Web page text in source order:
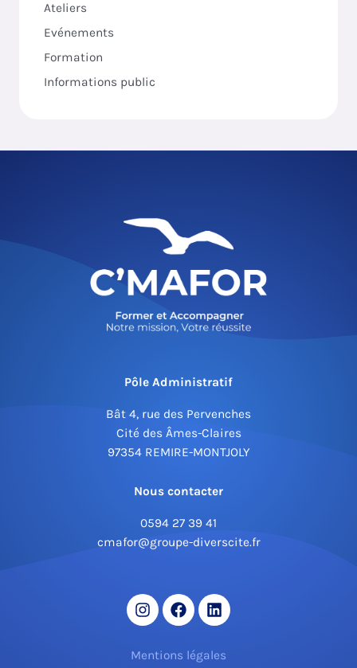
Ateliers
Evénements
Formation
Informations public
Pôle Administratif
Bât 4, rue des Pervenches
Cité des Âmes-Claires
97354 REMIRE-MONTJOLY
Nous contacter
0594 27 39 41
cmafor@groupe-diverscite.fr
Mentions légales